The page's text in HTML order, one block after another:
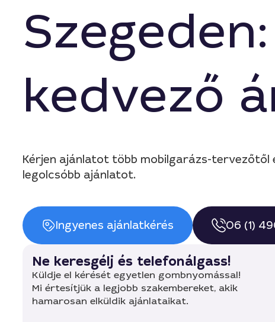
kedvező
Kérjen ajánlatot több mobilgarázs-tervezőtől
legolcsóbb ajánlatot.
Ingyenes ajánlatkérés 06 (1)
Ne keresgélj és telefonálgass!
Küldje el kérését egyetlen gombnyomással!
Mi értesítjük a legjobb szakembereket, akik
hamarosan elküldik ajánlataikat.